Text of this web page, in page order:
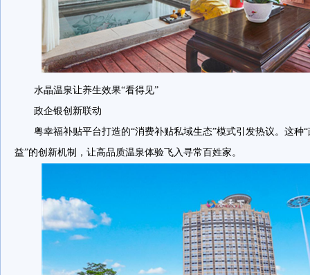
水晶温泉让养生效果“看得见”
政企银创新联动
粤幸福补贴平台打造的“消费补贴私域生态”模式引发热议。这种
益”的创新机制，让高品质温泉体验飞入寻常百姓家。